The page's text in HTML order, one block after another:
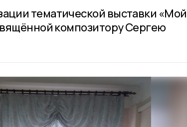
тематической выставки «Мой
композитору Сергею